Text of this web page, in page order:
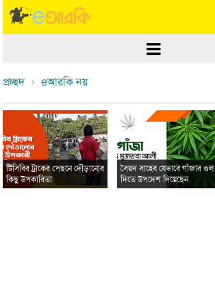
প্রচ্ছদ eআরকি নয়
টিসিবির ট্রাকের পেছনে দৌড়ানোর
কিছু উপকারিতা
সৈয়দ সাহেব যেভাবে গাঁজার গুল
দিতে উপদেশ দিয়েছেন